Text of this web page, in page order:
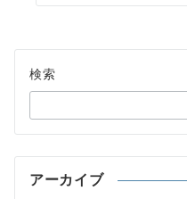
検索
アーカイブ